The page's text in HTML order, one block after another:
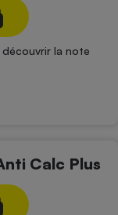
la note
Calc Plus